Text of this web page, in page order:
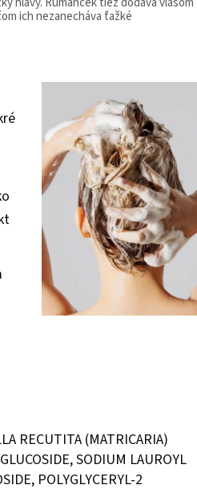
ich nezanecháva ťažké
RECUTITA (MATRICARIA)
SODIUM LAUROYL
POLYGLYCERYL-2